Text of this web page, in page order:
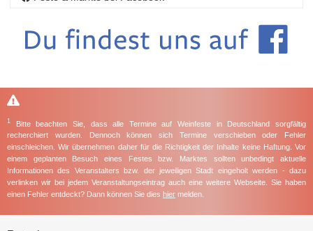
1
Bitte beachten Sie, dass alle Termine auf Weinfeste in Deutschland sorgfältig
recherchiert wurden. Dennoch können sich Termine verschieben oder Fehler
einschleichen. Wir übernehmen daher für die Richtigkeit der Inhalte keine Haftung. Vor
einem geplanten Besuch eines Festes bzw. Marktes sollten unbedingt aktuelle
Informationen des Veranstalters bzw. der jeweiligen Stadt eingeholt werden - dazu
verlinken wir bei jedem Veranstaltungseintrag auch eine weitere Webseite. Sie haben
einen Fehler entdeckt? Dann können Sie dies hier melden.